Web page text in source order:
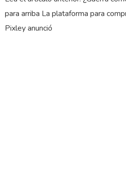
para arriba La plataforma para
Pixley anunció